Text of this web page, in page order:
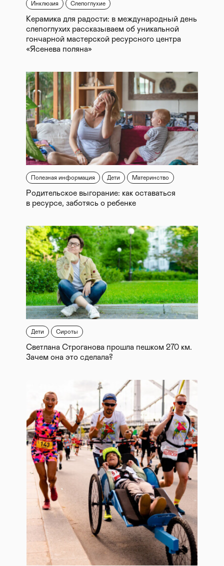
Инклюзия Слепоглухие
Керамика для радости: в международный день
слепоглухих рассказываем об уникальной
гончарной мастерской ресурсного центра
«Ясенева поляна»
Полезная информация Дети Материнство
Родительское выгорание: как оставаться
в ресурсе, заботясь о ребенке
Дети Сироты
Светлана Строганова прошла пешком 270 км.
Зачем она это сделала?